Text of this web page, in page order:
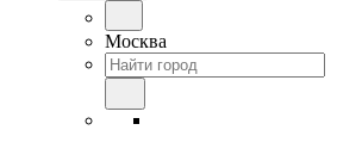
Москва